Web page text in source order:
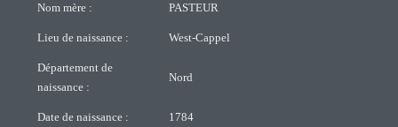
Nom mère : PASTEUR
Lieu de naissance : West-Cappel
Département de
naissance :
Nord
Date de naissance : 1784